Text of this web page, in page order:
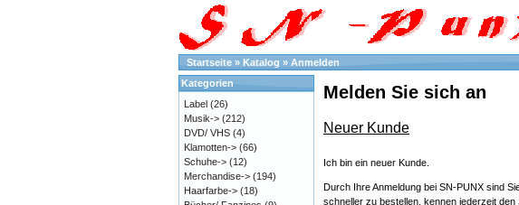
Startseite » Katalog » Anmelden
Melden Sie sich an
Neuer Kunde
Ich bin ein neuer Kunde.
Durch Ihre Anmeldung bei SN-PUNX sind
schneller zu bestellen, kennen jederzeit den
Kategorien
Label (26)
Musik-> (212)
DVD/ VHS (4)
Klamotten-> (66)
Schuhe-> (12)
Merchandise-> (194)
Haarfarbe-> (18)